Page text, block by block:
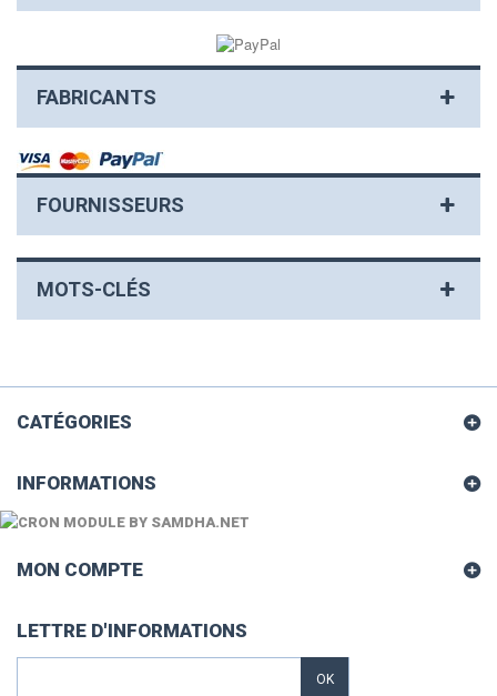
FABRICANTS
FOURNISSEURS
MOTS-CLÉS
CATÉGORIES
INFORMATIONS
MON COMPTE
LETTRE D'INFORMATIONS
OK